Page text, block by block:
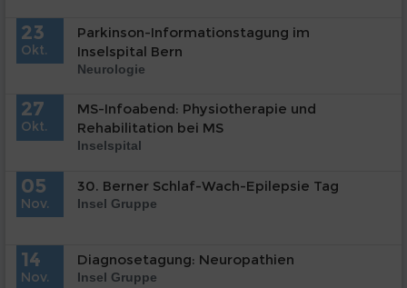
23
Okt.
Parkinson-Informationstagung im
Inselspital Bern
Neurologie
27
Okt.
MS-Infoabend: Physiotherapie und
Rehabilitation bei MS
Inselspital
05
Nov.
30. Berner Schlaf-Wach-Epilepsie Tag
Insel Gruppe
14
Nov.
Diagnosetagung: Neuropathien
Insel Gruppe